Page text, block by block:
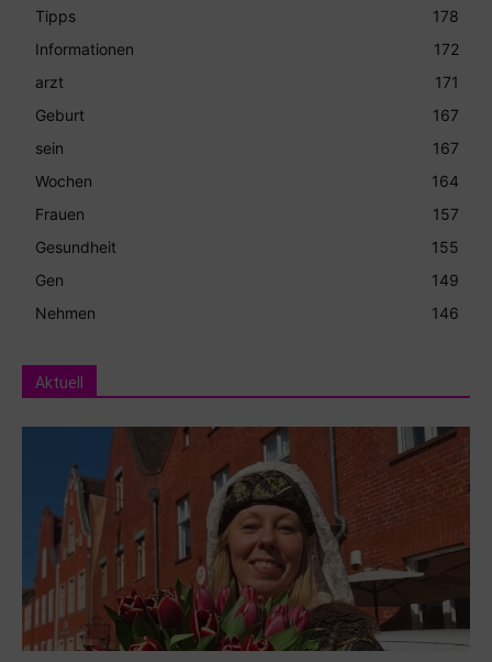
Tipps
178
Informationen
172
arzt
171
Geburt
167
sein
167
Wochen
164
Frauen
157
Gesundheit
155
Gen
149
Nehmen
146
Aktuell